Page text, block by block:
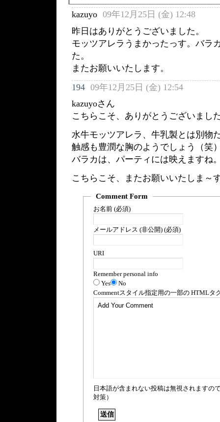
kazuyo 09年12月25日 (金) 12:48
昨日はありがとうございました。
モッツアレラうまかったっす。バラ
た。
またお願いいたします。
194 09年12月25日 (金) 12:54
kazuyoさん
こちらこそ、ありがとうございまし
水牛モッツアレラ、牛乳製とは別物
触感も豊潤な胸のようでしょう（笑
バラカは、パーティには映えますね
こちらこそ、またお願いいたしま～
Comment Form
お名前 (必須)
メールアドレス (非公開) (必須)
URI
Remember personal info
Yes
No
Commentスタイル指定用の一部の HTMLタ
日本語が含まれない投稿は無視されますの
対策）